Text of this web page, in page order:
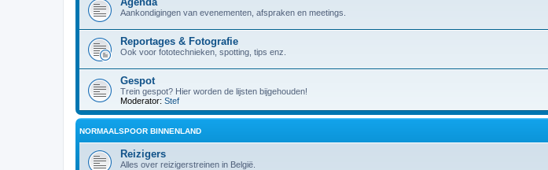
Aankondigingen van evenementen, afspraken en meetings.
Reportages & Fotografie
Ook voor fototechnieken, spotting, tips enz.
Gespot
Trein gespot? Hier worden de lijsten bijgehouden!
Moderator: Stef
NORMAALSPOOR BINNENLAND
Reizigers
Alles over reizigerstreinen in België.